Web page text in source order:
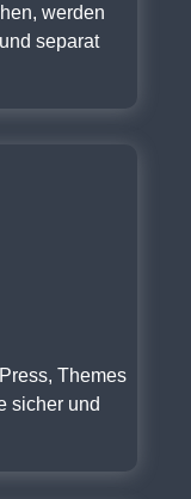
werden
separat
Themes
sicher und